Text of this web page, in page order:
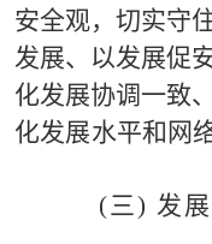
安全观， 切实守
发展、以发展促安
化发展协调一致
化发展水平和网
(三) 发